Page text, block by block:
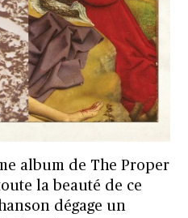
album de The Proper
la beauté de ce
dégage un